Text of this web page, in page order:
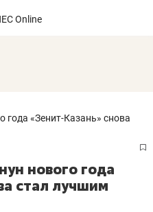
нового года
стал лучшим